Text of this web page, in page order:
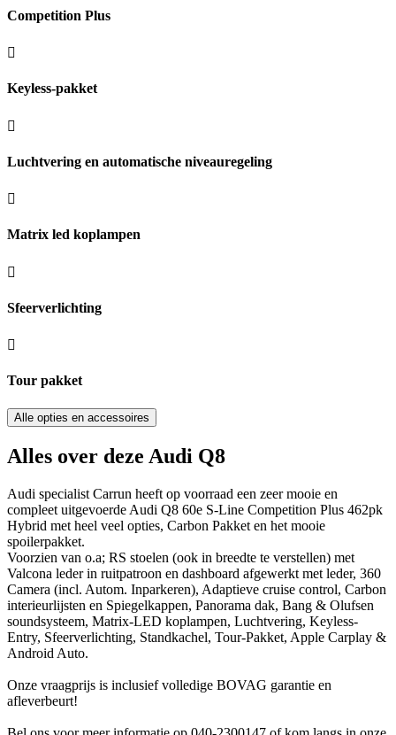
Competition Plus
Keyless-pakket
Luchtvering en automatische niveauregeling
Matrix led koplampen
Sfeerverlichting
Tour pakket
Alle opties en accessoires
Alles over deze Audi Q8
Audi specialist Carrun heeft op voorraad een zeer mooie en
compleet uitgevoerde Audi Q8 60e S-Line Competition Plus 462pk
Hybrid met heel veel opties, Carbon Pakket en het mooie
spoilerpakket.
Voorzien van o.a; RS stoelen (ook in breedte te verstellen) met
Valcona leder in ruitpatroon en dashboard afgewerkt met leder, 360
Camera (incl. Autom. Inparkeren), Adaptieve cruise control, Carbon
interieurlijsten en Spiegelkappen, Panorama dak, Bang & Olufsen
soundsysteem, Matrix-LED koplampen, Luchtvering, Keyless-
Entry, Sfeerverlichting, Standkachel, Tour-Pakket, Apple Carplay &
Android Auto.
Onze vraagprijs is inclusief volledige BOVAG garantie en
afleverbeurt!